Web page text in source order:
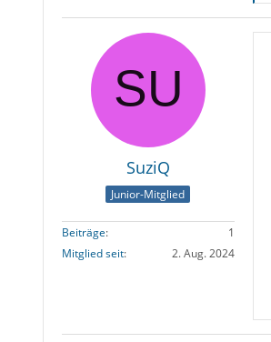
SuziQ
Junior-Mitglied
Beiträge
1
Mitglied seit
2. Aug. 2024